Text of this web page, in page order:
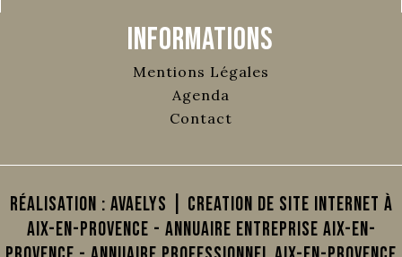
Informations
Mentions Légales
Agenda
Contact
Réalisation : AVAELYS | Creation de site internet à
Aix-en-Provence - Annuaire Entreprise Aix-en-